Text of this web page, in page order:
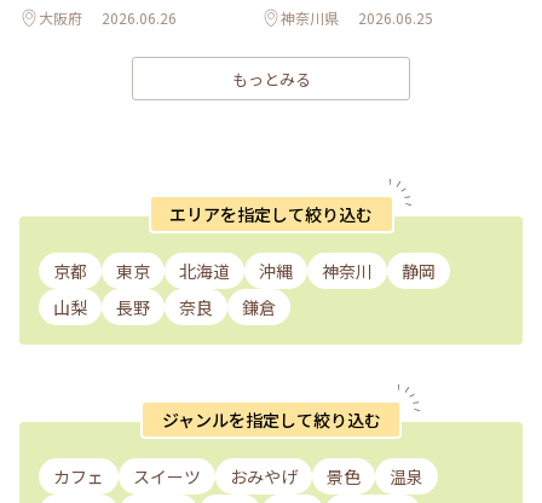
大阪府 2026.06.26 神奈川県 2026.06.25
もっとみる
エリアを指定して絞り込む
京都 東京 北海道 沖縄 神奈川
静岡
山梨
長野 奈良 鎌倉
ジャンルを指定して絞り込む
カフェ スイーツ おみやげ 景色
温泉